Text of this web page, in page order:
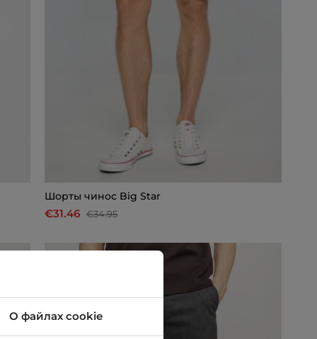
Шорты чинос Big Star
€31.46 €34.95
О файлах cookie